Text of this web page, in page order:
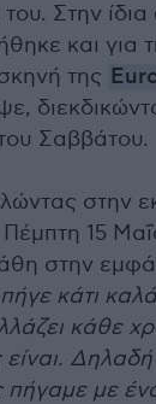
Στην
και για
της
Σαββάτου.
στην
Πέμπτη 15
στην
κάτι
κάθε
πήγαμε με